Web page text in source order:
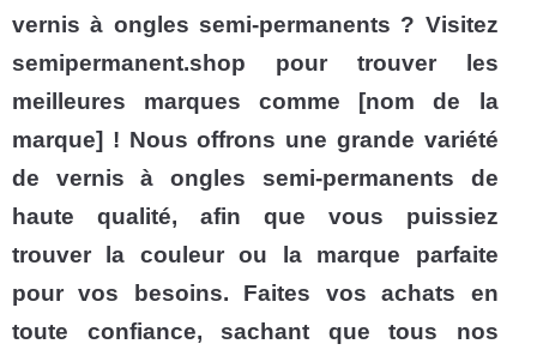
vernis à ongles semi-permanents ? Visitez
semipermanent.shop pour trouver les
meilleures marques comme [nom de la
marque] ! Nous offrons une grande variété
de vernis à ongles semi-permanents de
haute qualité, afin que vous puissiez
trouver la couleur ou la marque parfaite
pour vos besoins. Faites vos achats en
toute confiance, sachant que tous nos